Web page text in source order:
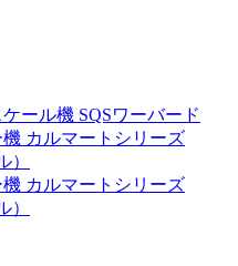
ール機 SQSワーバード
カルマートシリーズ
）
カルマートシリーズ
）